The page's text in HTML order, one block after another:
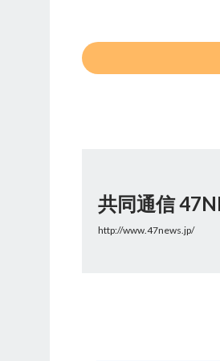
共同通信
http://www.47news.jp/